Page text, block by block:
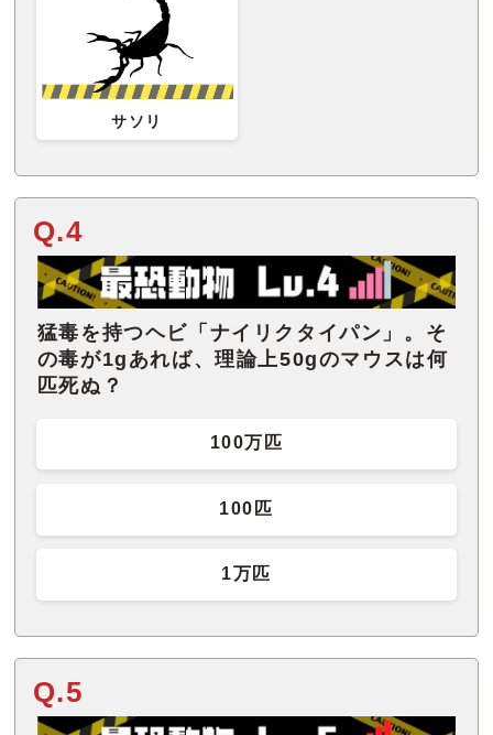
サソリ
Q.4
猛毒を持つヘビ「ナイリクタイパン」。そ
の毒が1gあれば、理論上50gのマウスは何
匹死ぬ？
100万匹
100匹
1万匹
Q.5